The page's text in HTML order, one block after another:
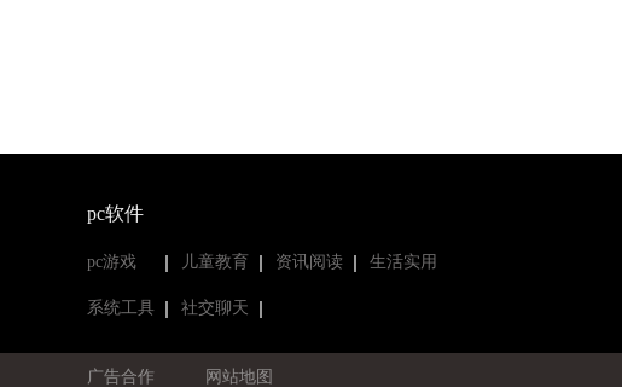
pc软件
pc游戏 儿童教育 资讯阅读 生活实用
系统工具 社交聊天
广告合作 网站地图